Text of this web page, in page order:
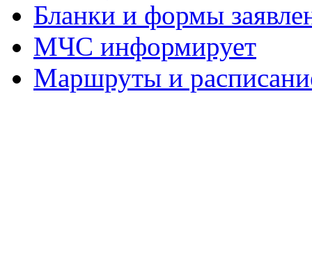
Бланки и формы
МЧС информирует
Маршруты и